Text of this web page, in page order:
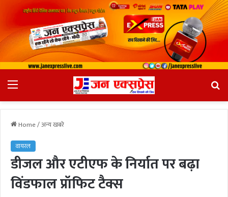
Home/अन्य खबरे
वायरल
डीजल और एटीएफ के निर्यात पर बढ़ा
विंडफाल प्रॉफिट टैक्स